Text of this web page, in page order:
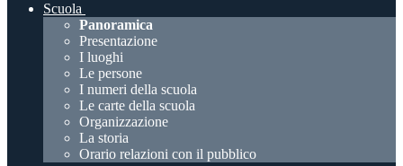
Scuola
Panoramica
Presentazione
I luoghi
Le persone
I numeri della scuola
Le carte della scuola
Organizzazione
La storia
Orario relazioni con il pubblico